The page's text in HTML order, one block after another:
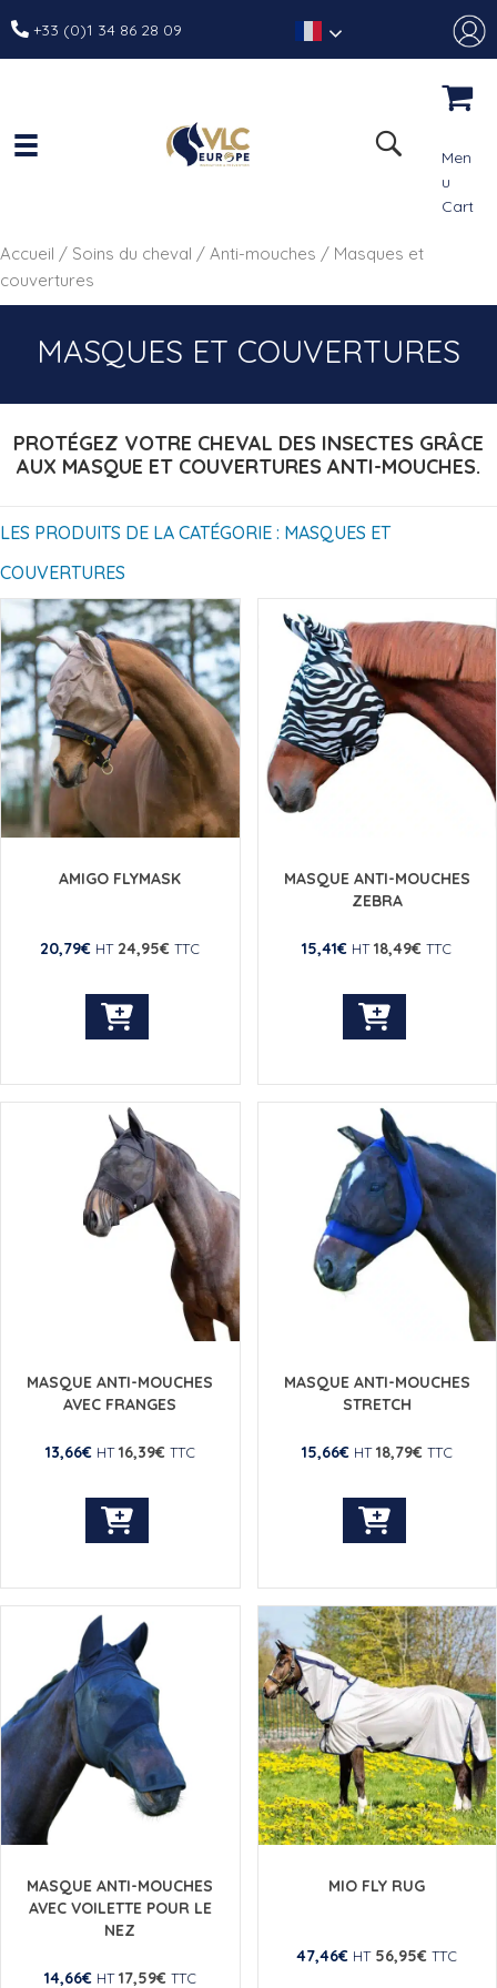
+33 (0)1 34 86 28 09
Men
u
Cart
Accueil / Soins du cheval / Anti-mouches / Masques et
couvertures
MASQUES ET COUVERTURES
PROTÉGEZ VOTRE CHEVAL DES INSECTES GRÂCE
AUX MASQUE ET COUVERTURES ANTI-MOUCHES.
LES PRODUITS DE LA CATÉGORIE : MASQUES ET
COUVERTURES
AMIGO FLYMASK
20,79€ HT 24,95€ TTC
Ce
plusieurs
variations.
Les
options
peuvent
être
choisies
MASQUE ANTI-MOUCHES
ZEBRA
15,41€ HT 18,49€ TTC
Ce
plusieurs
variations.
Les
options
peuvent
être
choisies
MASQUE ANTI-MOUCHES
AVEC FRANGES
13,66€ HT 16,39€ TTC
Ce
plusieurs
variations.
Les
options
peuvent
être
choisies
sur
la
page
MASQUE ANTI-MOUCHES
STRETCH
15,66€ HT 18,79€ TTC
Ce
plusieurs
variations.
Les
options
peuvent
être
choisies
sur
la
page
du
MASQUE ANTI-MOUCHES
AVEC VOILETTE POUR LE
NEZ
14,66€ HT 17,59€ TTC
MIO FLY RUG
47,46€ HT 56,95€ TTC